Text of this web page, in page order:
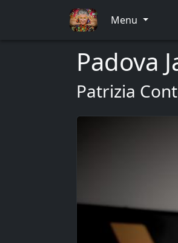
Menu
Padova
Patrizia